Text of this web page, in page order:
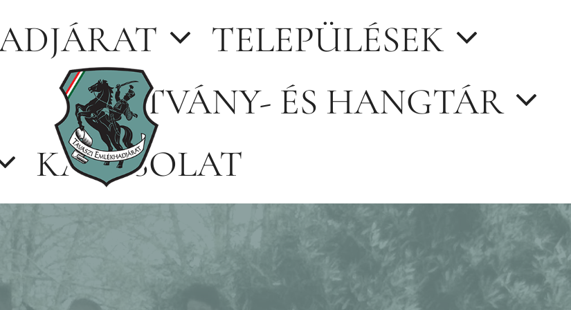
TELEPÜLÉSEK
LÁTVÁNY- ÉS HANGTÁR
KAPCSOLAT